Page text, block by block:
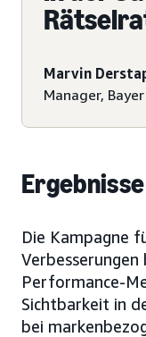
Marvin
Manager, Bayer
Ergebnisse
Die Kampagne
Performance-
Sichtbarkeit in
bei